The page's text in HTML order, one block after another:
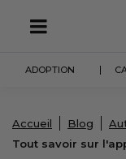
contenu
ADOPTION
Accueil Blog
Tout savoir sur